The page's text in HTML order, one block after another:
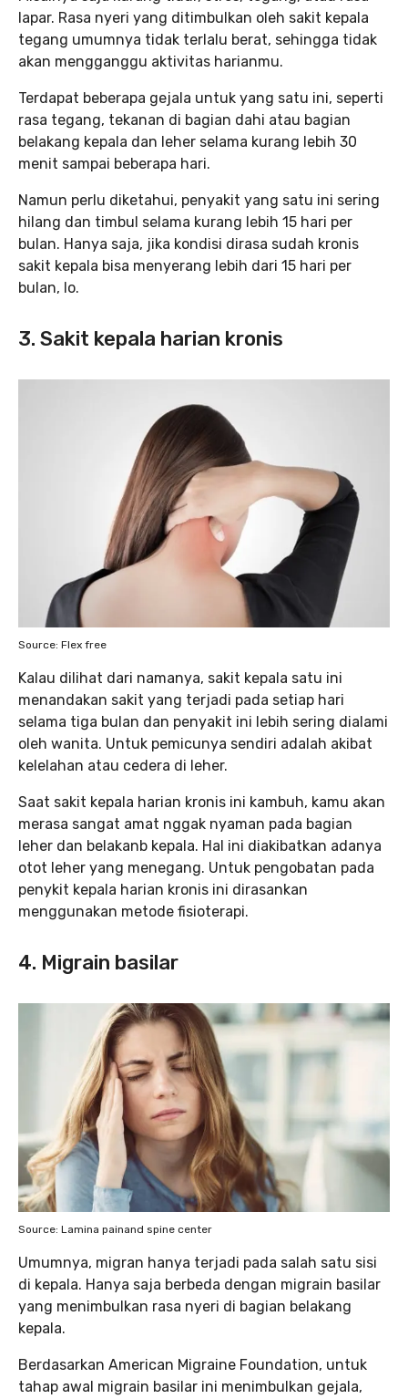
lapar. Rasa nyeri yang ditimbulkan oleh sakit kepala
tegang umumnya tidak terlalu berat, sehingga tidak
akan mengganggu aktivitas harianmu.
Terdapat beberapa gejala untuk yang satu ini, seperti
rasa tegang, tekanan di bagian dahi atau bagian
belakang kepala dan leher selama kurang lebih 30
menit sampai beberapa hari.
Namun perlu diketahui, penyakit yang satu ini sering
hilang dan timbul selama kurang lebih 15 hari per
bulan. Hanya saja, jika kondisi dirasa sudah kronis
sakit kepala bisa menyerang lebih dari 15 hari per
bulan, lo.
3. Sakit kepala harian kronis
Source: Flex free
Kalau dilihat dari namanya, sakit kepala satu ini
menandakan sakit yang terjadi pada setiap hari
selama tiga bulan dan penyakit ini lebih sering dialami
oleh wanita. Untuk pemicunya sendiri adalah akibat
kelelahan atau cedera di leher.
Saat sakit kepala harian kronis ini kambuh, kamu akan
merasa sangat amat nggak nyaman pada bagian
leher dan belakanb kepala. Hal ini diakibatkan adanya
otot leher yang menegang. Untuk pengobatan pada
penykit kepala harian kronis ini dirasankan
menggunakan metode fisioterapi.
4. Migrain basilar
Source: Lamina painand spine center
Umumnya, migran hanya terjadi pada salah satu sisi
di kepala. Hanya saja berbeda dengan migrain basilar
yang menimbulkan rasa nyeri di bagian belakang
kepala.
Berdasarkan American Migraine Foundation, untuk
tahap awal migrain basilar ini menimbulkan gejala,